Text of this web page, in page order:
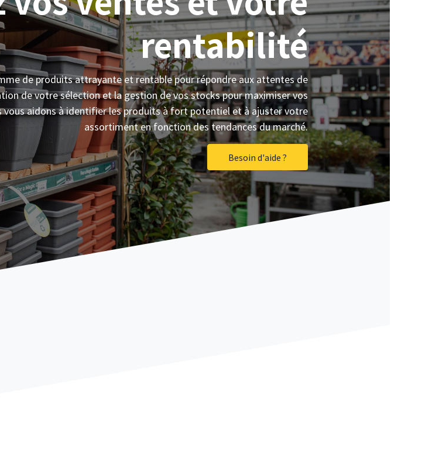
rentabilité
de produits attrayante et rentable pour répondre aux attentes de
de votre sélection et la gestion de vos stocks pour maximiser vos
vous aidons à identifier les produits à fort potentiel et à ajuster votre
assortiment en fonction des tendances du marché.​
Besoin d'aide ?